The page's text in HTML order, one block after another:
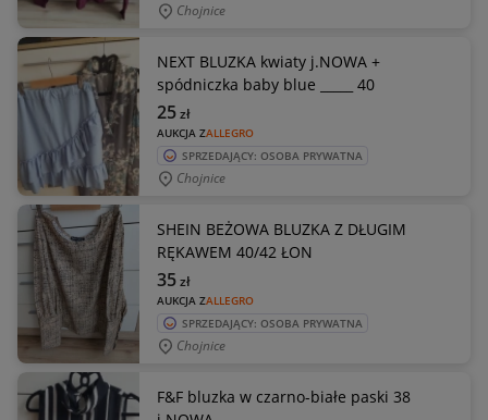
Chojnice
NEXT BLUZKA kwiaty j.NOWA +
spódniczka baby blue _____ 40
AUKCJA ZALLEGRO
25zł
SPRZEDAJĄCY: OSOBA PRYWATNA
Chojnice
SHEIN BEŻOWA BLUZKA Z DŁUGIM
RĘKAWEM 40/42 ŁON
AUKCJA ZALLEGRO
35zł
SPRZEDAJĄCY: OSOBA PRYWATNA
Chojnice
F&F bluzka w czarno-białe paski 38